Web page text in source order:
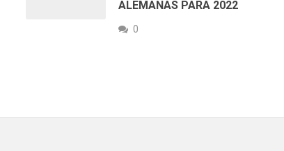
ALEMANAS PARA 2022
0